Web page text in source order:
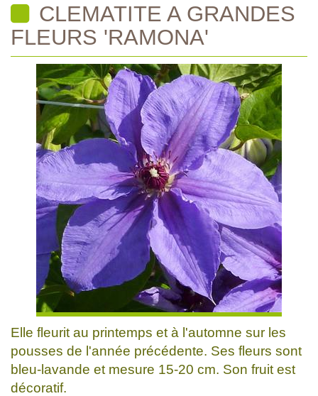
CLEMATITE A GRANDES
FLEURS 'RAMONA'
Elle fleurit au printemps et à l'automne sur les
pousses de l'année précédente. Ses fleurs sont
bleu-lavande et mesure 15-20 cm. Son fruit est
décoratif.